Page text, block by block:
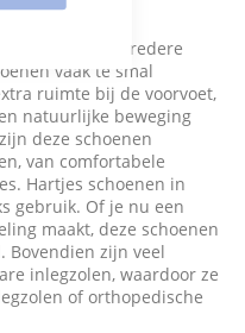
h
dames met bredere
vaak te smal
ruimte bij de voorvoet,
natuurlijke beweging
deze schoenen
van comfortabele
Hartjes schoenen in
gebruik. Of je nu een
maakt, deze schoenen
Bovendien zijn veel
inlegzolen, waardoor ze
of orthopedische